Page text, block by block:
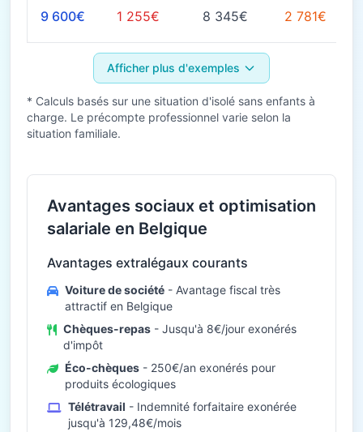
9 600€ 1 255€ 8 345€ 2 781€
Afficher plus d'exemples
* Calculs basés sur une situation d'isolé sans enfants à
charge. Le précompte professionnel varie selon la
situation familiale.
Avantages sociaux et optimisation
salariale en Belgique
Avantages extralégaux courants
Voiture de société - Avantage fiscal très
attractif en Belgique
Chèques-repas - Jusqu'à 8€/jour exonérés
d'impôt
Éco-chèques - 250€/an exonérés pour
produits écologiques
Télétravail - Indemnité forfaitaire exonérée
jusqu'à 129,48€/mois